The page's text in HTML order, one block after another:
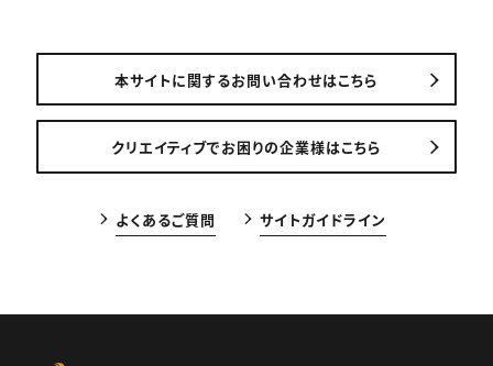
本サイトに関するお問い合わせはこちら
クリエイティブでお困りの企業様はこちら
よくあるご質問 サイトガイドライン